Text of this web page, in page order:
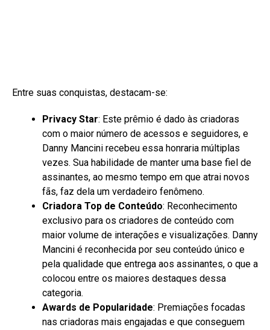
Entre suas conquistas, destacam-se:
Privacy Star: Este prêmio é dado às criadoras
com o maior número de acessos e seguidores, e
Danny Mancini recebeu essa honraria múltiplas
vezes. Sua habilidade de manter uma base fiel de
assinantes, ao mesmo tempo em que atrai novos
fãs, faz dela um verdadeiro fenômeno.
Criadora Top de Conteúdo: Reconhecimento
exclusivo para os criadores de conteúdo com
maior volume de interações e visualizações. Danny
Mancini é reconhecida por seu conteúdo único e
pela qualidade que entrega aos assinantes, o que a
colocou entre os maiores destaques dessa
categoria.
Awards de Popularidade: Premiações focadas
nas criadoras mais engajadas e que conseguem